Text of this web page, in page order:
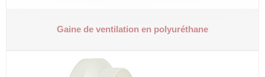
Gaine de ventilation en polyuréthane